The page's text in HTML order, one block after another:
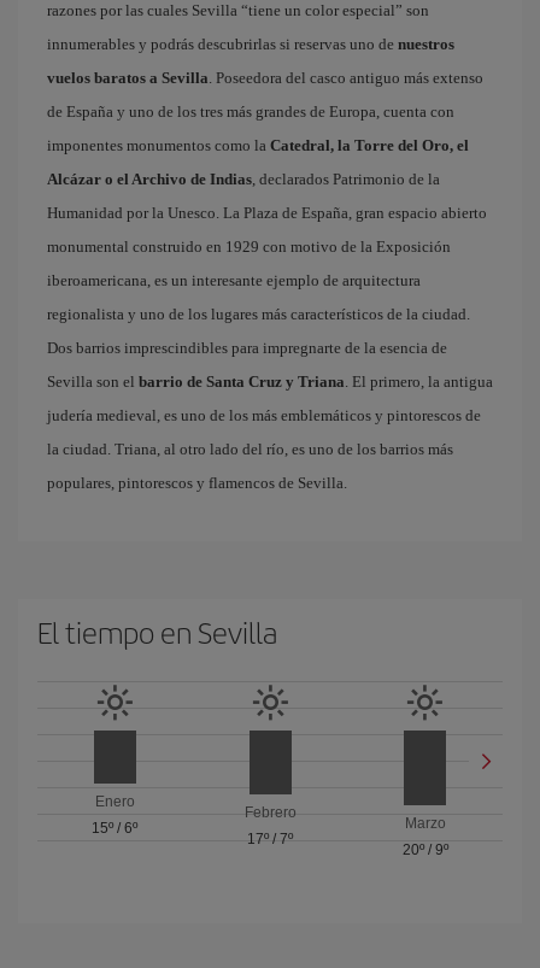
razones por las cuales Sevilla “tiene un color especial” son
innumerables y podrás descubrirlas si reservas uno de nuestros
vuelos baratos a Sevilla. Poseedora del casco antiguo más extenso
de España y uno de los tres más grandes de Europa, cuenta con
imponentes monumentos como la Catedral, la Torre del Oro, el
Alcázar o el Archivo de Indias, declarados Patrimonio de la
Humanidad por la Unesco. La Plaza de España, gran espacio abierto
monumental construido en 1929 con motivo de la Exposición
iberoamericana, es un interesante ejemplo de arquitectura
regionalista y uno de los lugares más característicos de la ciudad.
Dos barrios imprescindibles para impregnarte de la esencia de
Sevilla son el barrio de Santa Cruz y Triana. El primero, la antigua
judería medieval, es uno de los más emblemáticos y pintorescos de
la ciudad. Triana, al otro lado del río, es uno de los barrios más
populares, pintorescos y flamencos de Sevilla.
El tiempo en Sevilla
Enero
15º /6º
Febrero
17º / 7º
Marzo
20º/ 9º